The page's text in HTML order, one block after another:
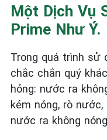
Một Dịch Vụ
Prime Như Ý.
Trong quá trình sử
chắc chắn quý
hỏng: nước ra
kém nóng, rò
nước ra không